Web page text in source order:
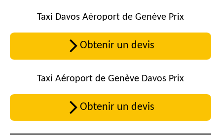
Taxi Davos Aéroport de Genève Prix
Obtenir un devis
Taxi Aéroport de Genève Davos Prix
Obtenir un devis